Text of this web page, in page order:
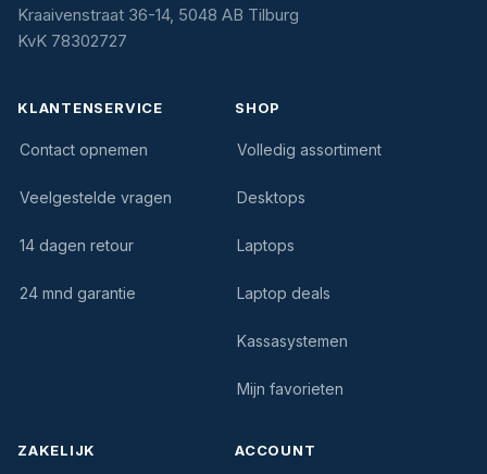
Kraaivenstraat 36-14, 5048 AB Tilburg
KvK 78302727
KLANTENSERVICE
Contact opnemen
Veelgestelde vragen
14 dagen retour
24 mnd garantie
SHOP
Volledig assortiment
Desktops
Laptops
Laptop deals
Kassasystemen
Mijn favorieten
ZAKELIJK ACCOUNT